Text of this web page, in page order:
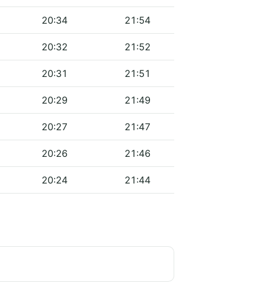
20:34 21:54
20:32 21:52
20:31 21:51
20:29 21:49
20:27 21:47
20:26 21:46
20:24 21:44